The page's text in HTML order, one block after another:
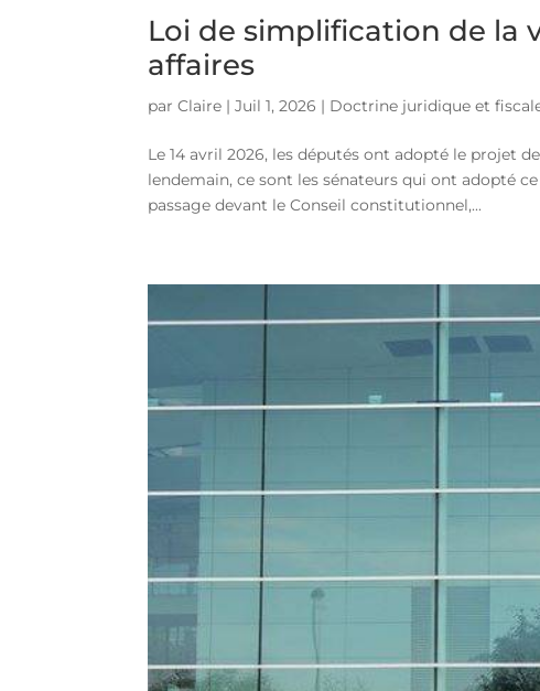
Loi de simplification de la
affaires
parClaire |Juil 1, 2026 | Doctrine juridique et
Le 14 avril 2026, les députés ont adopté le projet
lendemain, ce sont les sénateurs qui ont adopté
passage devant le Conseil constitutionnel,...